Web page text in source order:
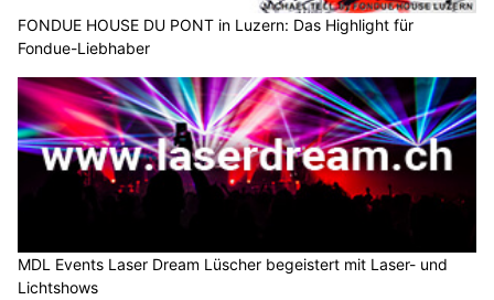
FONDUE HOUSE DU PONT in Luzern: Das Highlight für
Fondue-Liebhaber
MDL Events Laser Dream Lüscher begeistert mit Laser- und
Lichtshows